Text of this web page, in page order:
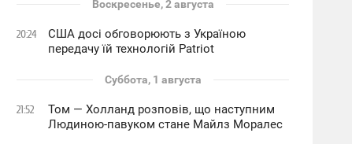
Воскресенье, 2 августа
20:24
США досі обговорюють з Україною
передачу їй технологій Patriot
Суббота, 1 августа
21:52
Том — Холланд розповів, що наступним
Людиною-павуком стане Майлз Моралес